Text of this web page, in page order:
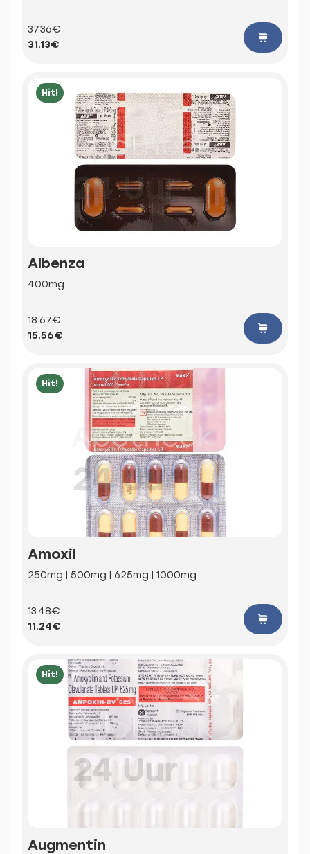
37.36€
31.13€
Hit!
Albenza
400mg
18.67€
15.56€
Hit!
Amoxil
250mg | 500mg | 625mg | 1000mg
13.48€
11.24€
Hit!
Augmentin